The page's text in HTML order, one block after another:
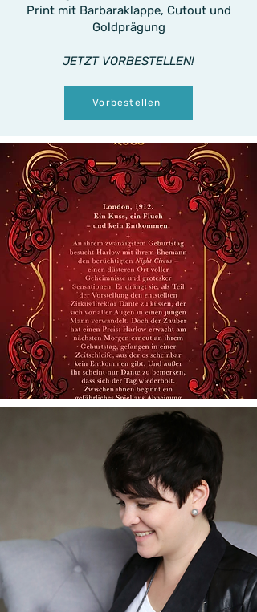
Print mit Barbaraklappe, Cutout und
Goldprägung
JETZT VORBESTELLEN!
Vorbestellen